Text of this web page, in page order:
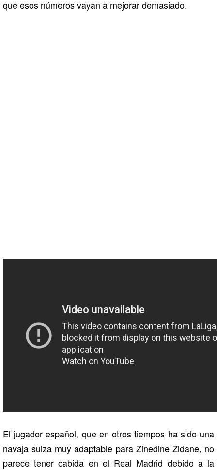
que esos números vayan a mejorar demasiado.
El jugador español, que en otros tiempos ha sido una
navaja suiza muy adaptable para Zinedine Zidane, no
parece tener cabida en el Real Madrid debido a la